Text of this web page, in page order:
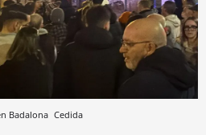
Badalona Cedida